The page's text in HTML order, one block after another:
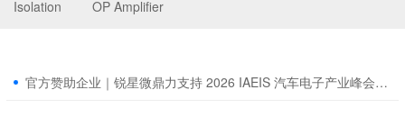
Isolation OP Amplifier
官方赞助企业｜锐星微鼎力支持 2026 IAEIS 汽车电子产业峰会，共启车载时序国产化新征程